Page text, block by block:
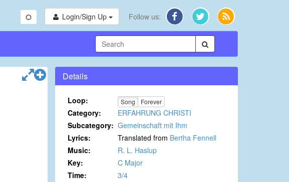
Login/Sign Up Follow us:
Details
Loop: Song Forever
Category:
ERFAHRUNG CHRISTI
Subcategory: Gemeinschaft mit Ihm
Lyrics:
Translated from Bertha Fennell
Music:
R. L. Haslup
Key:
C Major
Time:
3/4